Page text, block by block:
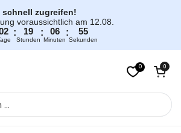
schnell zugreifen!
voraussichtlich am 12.08.
: 19
Stunden
: 06
Minuten
: 55
Sekunden
0Warenkorb
0